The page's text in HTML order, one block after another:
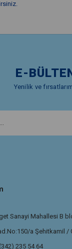
E-
Yenilik ve
Sanayi Mahallesi B
a Şehitkamil /
235 54 64